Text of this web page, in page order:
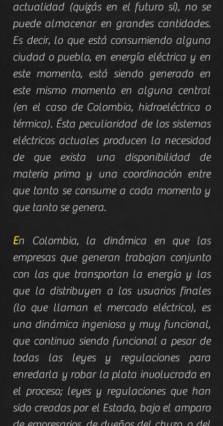
actualidad (quizás en el futuro sí), no se
puede almacenar en grandes cantidades.
Es decir, lo que está consumiendo alguna
ciudad o pueblo, en energía eléctrica y en
este momento, está siendo generado en
este mismo momento en alguna central
(en el caso de Colombia, hidroeléctrica o
térmica). Ésta peculiaridad de los sistemas
eléctricos actuales producen la necesidad
de que exista una disponibilidad de
materia prima y una coordinación entre
que tanto se consume a cada momento y
que tanto se genera.
En Colombia, la dinámica en que las
empresas que generan trabajan conjunto
con las que transportan la energía y las
que la distribuyen a los usuarios finales
(lo que llaman el mercado eléctrico), es
una dinámica ingeniosa y muy funcional,
que continua siendo funcional a pesar de
todas las leyes y regulaciones para
enredarla y robar la plata involucrada en
el proceso; leyes y regulaciones que han
sido creadas por el Estado, bajo el amparo